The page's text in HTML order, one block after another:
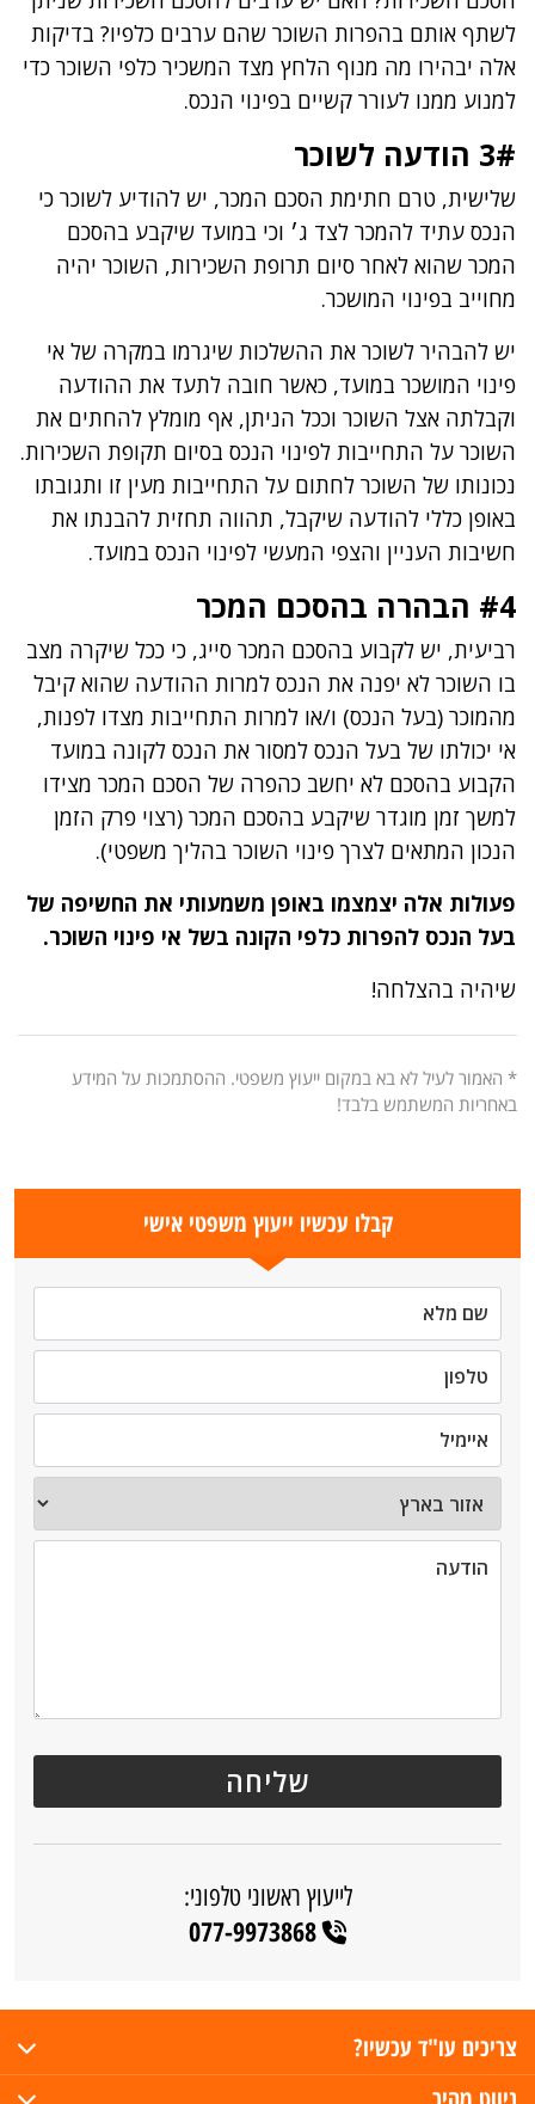
לשתף אותם בהפרות השוכר שהם ערבים כלפיו? בדיקות
אלה יבהירו מה מנוף הלחץ מצד המשכיר כלפי השוכר כדי
למנוע ממנו לעורר קשיים בפינוי הנכס.
3# הודעה לשוכר
שלישית, טרם חתימת הסכם המכר, יש להודיע לשוכר כי
הנכס עתיד להמכר לצד ג׳ וכי במועד שיקבע בהסכם
המכר שהוא לאחר סיום תרופת השכירות, השוכר יהיה
מחוייב בפינוי המושכר.
יש להבהיר לשוכר את ההשלכות שיגרמו במקרה של אי
פינוי המושכר במועד, כאשר חובה לתעד את ההודעה
וקבלתה אצל השוכר וככל הניתן, אף מומלץ להחתים את
השוכר על התחייבות לפינוי הנכס בסיום תקופת השכירות.
נכונותו של השוכר לחתום על התחייבות מעין זו ותגובתו
באופן כללי להודעה שיקבל, תהווה תחזית להבנתו את
חשיבות העניין והצפי המעשי לפינוי הנכס במועד.
#4 הבהרה בהסכם המכר
רביעית, יש לקבוע בהסכם המכר סייג, כי ככל שיקרה מצב
בו השוכר לא יפנה את הנכס למרות ההודעה שהוא קיבל
מהמוכר (בעל הנכס) ו/או למרות התחייבות מצדו לפנות,
אי יכולתו של בעל הנכס למסור את הנכס לקונה במועד
הקבוע בהסכם לא יחשב כהפרה של הסכם המכר מצידו
למשך זמן מוגדר שיקבע בהסכם המכר (רצוי פרק הזמן
הנכון המתאים לצרך פינוי השוכר בהליך משפטי).
פעולות אלה יצמצמו באופן משמעותי את החשיפה של
בעל הנכס להפרות כלפי הקונה בשל אי פינוי השוכר.
שיהיה בהצלחה!
* האמור לעיל לא בא במקום ייעוץ משפטי. ההסתמכות על המידע
באחריות המשתמש בלבד!
קבלו עכשיו ייעוץ משפטי אישי
לייעוץ ראשוני טלפוני:
077-9973868
צריכים עו"ד עכשיו?